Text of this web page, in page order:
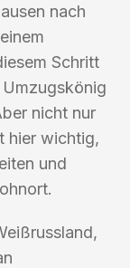
nach
Schritt
nicht nur
hier wichtig,
und